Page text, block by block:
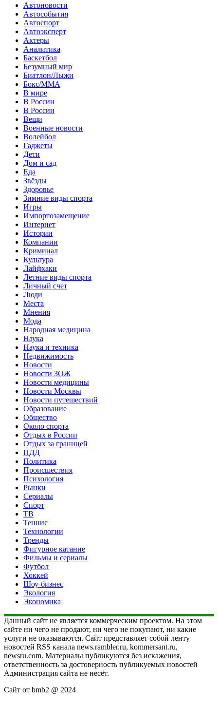
Автоновости
Автособытия
Автоспорт
Автоэксперт
Актеры
Аналитика
Баскетбол
Безумный мир
Биатлон/Лыжи
Бокс/MMA
В мире
В России
В России
Вещи
Военные новости
Волейбол
Гаджеты
Дети
Дом и сад
Еда
Звёзды
Здоровье
Зимние виды спорта
Игры
Импортозамещение
Интернет
Истории
Компании
Криминал
Культура
Лайфхаки
Летние виды спорта
Личный счет
Люди
Места
Мнения
Мода
Народная медицина
Наука
Наука и техника
Недвижимость
Новости
Новости ЗОЖ
Новости медицины
Новости Москвы
Новости путешествий
Образование
Общество
Около спорта
Отдых в России
Отдых за границей
ПДД
Политика
Происшествия
Психология
Рынки
Сериалы
Спорт
ТВ
Теннис
Технологии
Тренды
Фигурное катание
Фильмы и сериалы
Футбол
Хоккей
Шоу-бизнес
Экология
Экономика
Данный сайт не является коммерческим проектом. На этом
сайте ни чего не продают, ни чего не покупают, ни какие
услуги не оказываются. Сайт представляет собой ленту
новостей RSS канала news.rambler.ru, kommersant.ru,
newsru.com. Материалы публикуются без искажения,
ответственность за достоверность публикуемых новостей
Администрация сайта не несёт.
Сайт от bmb2 @ 2024